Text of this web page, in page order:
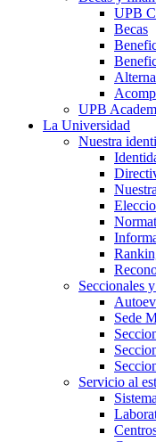
UPB
Becas
UPB
La Universidad
Nuestra
Seccionales
Sede
Servicio al